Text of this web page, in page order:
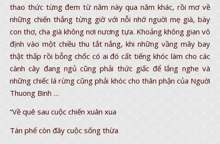
thao thức từng đem từ năm này qua năm khác, rồi mơ về
những chiến thắng từng giờ với nỗi nhớ nguời mẹ già, bày
con thơ, cha già không nơi nương tựa. Khoảng không gian vô
định vào một chiều thu tắt nắng, khi những vầng mây bay
thật thấp rồi bỗng chốc có ai đó cất tiếng khóc làm cho các
cành cây đang ngủ cũng phải thức giấc để lắng nghe và
những chiếc lá rừng cũng phải khóc cho thân phận của Nguời
Thuong Binh …
“Về quê sau cuộc chiến xuân xua
Tàn phế còn đây cuộc sống thừa